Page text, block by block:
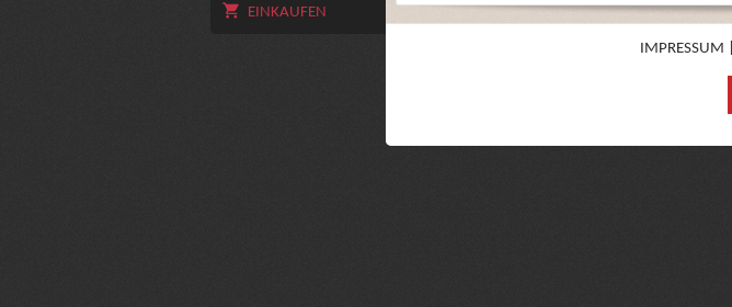
EINKAUFEN
IMPRESSUM